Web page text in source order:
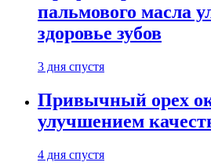
пальмового масла
здоровье зубов
3 дня спустя
Привычный орех
улучшением
4 дня спустя